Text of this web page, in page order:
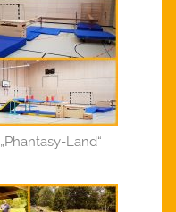
„Phantasy-Land“